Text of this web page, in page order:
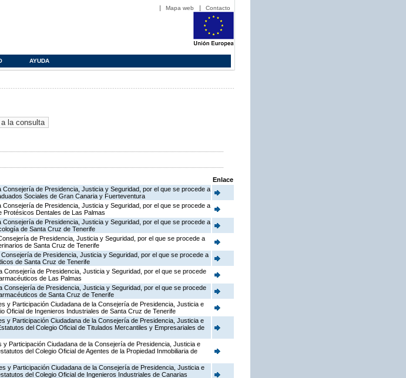
Mapa web Contacto
AYUDA
Enlace
de Presidencia, Justicia y Seguridad, por el que se procede a
Sociales de Gran Canaria y Fuerteventura
de Presidencia, Justicia y Seguridad, por el que se procede a
Protésicos Dentales de Las Palmas
de Presidencia, Justicia y Seguridad, por el que se procede a
de Santa Cruz de Tenerife
de Presidencia, Justicia y Seguridad, por el que se procede a
de Santa Cruz de Tenerife
de Presidencia, Justicia y Seguridad, por el que se procede a
de Santa Cruz de Tenerife
de Presidencia, Justicia y Seguridad, por el que se procede
de Las Palmas
de Presidencia, Justicia y Seguridad, por el que se procede
de Santa Cruz de Tenerife
y Participación Ciudadana de la Consejería de Presidencia, Justicia e
Oficial de Ingenieros Industriales de Santa Cruz de Tenerife
y Participación Ciudadana de la Consejería de Presidencia, Justicia e
del Colegio Oficial de Titulados Mercantiles y Empresariales de
Participación Ciudadana de la Consejería de Presidencia, Justicia e
del Colegio Oficial de Agentes de la Propiedad Inmobiliaria de
y Participación Ciudadana de la Consejería de Presidencia, Justicia e
del Colegio Oficial de Ingenieros Industriales de Canarias